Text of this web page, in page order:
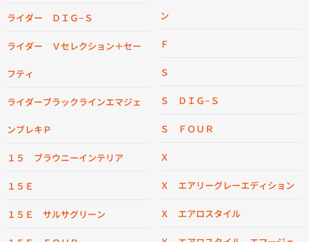
ライダー ＤＩＧ−Ｓ
ライダー Ｖセレクション＋セー
フティ
ライダーブラックラインエマジェ
ンブレキＰ
１５ ブラウニーインテリア
１５Ｅ
１５Ｅ サルサグリーン
ン
Ｆ
Ｓ
Ｓ ＤＩＧ−Ｓ
Ｓ ＦＯＵＲ
Ｘ
Ｘ エアリーグレーエディション
Ｘ エアロスタイル